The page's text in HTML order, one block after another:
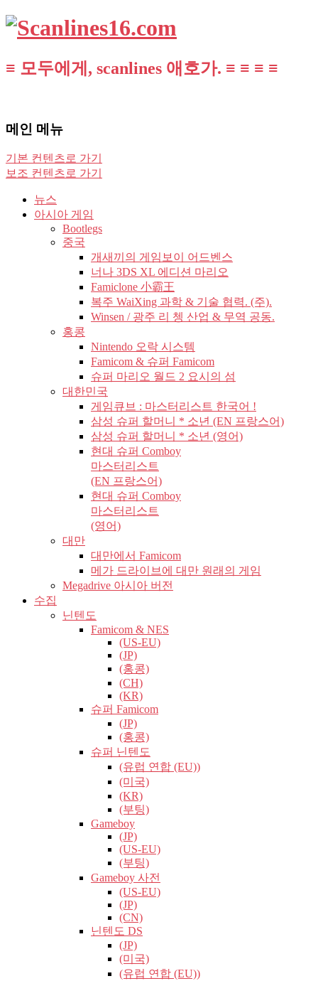
≡ 모두에게, scanlines 애호가. ≡ ≡ ≡ ≡
메인 메뉴
기본 컨텐츠로 가기
보조 컨텐츠로 가기
뉴스
아시아 게임
Bootlegs
중국
개새끼의 게임보이 어드벤스
너나 3DS XL 에디션 마리오
Famiclone 小霸王
복주 WaiXing 과학 & 기술 협력. (주).
Winsen / 광주 리 쳉 산업 & 무역 공동.
홍콩
Nintendo 오락 시스템
Famicom & 슈퍼 Famicom
슈퍼 마리오 월드 2 요시의 섬
대한민국
게임큐브 : 마스터리스트 한국어 !
삼성 슈퍼 할머니 * 소년 (EN 프랑스어)
삼성 슈퍼 할머니 * 소년 (영어)
현대 슈퍼 Comboy
마스터리스트
(EN 프랑스어)
현대 슈퍼 Comboy
마스터리스트
(영어)
대만
대만에서 Famicom
메가 드라이브에 대만 원래의 게임
Megadrive 아시아 버전
수집
닌텐도
Famicom & NES
(US-EU)
(JP)
(홍콩)
(CH)
(KR)
슈퍼 Famicom
(JP)
(홍콩)
슈퍼 닌텐도
(유럽​​ 연합 (EU))
(미국)
(KR)
(부팅)
Gameboy
(JP)
(US-EU)
(부팅)
Gameboy 사전
(US-EU)
(JP)
(CN)
닌텐도 DS
(JP)
(미국)
(유럽​​ 연합 (EU))